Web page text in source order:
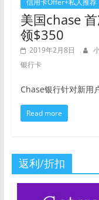
信用卡Offer+私人推荐
美国chase
领$350
2019年2月8日
银行卡
Chase银行针对新用
Read more
返利/折扣